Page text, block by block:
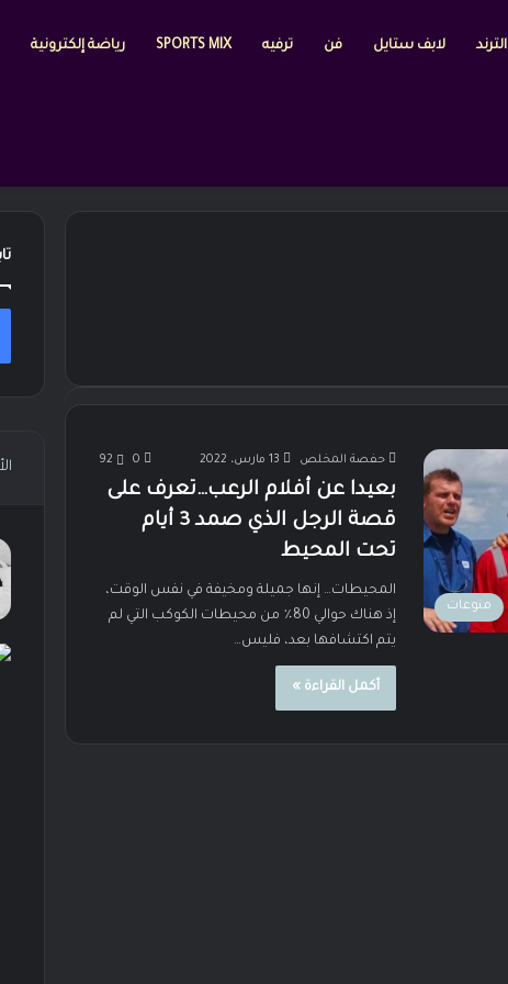
الترند لابف ستايل فن ترفيه SPORTS MIX رياضة إلكترونية
منوعات
حفصة المخلص 13 مارس، 2022 0
92
بعيدا عن أفلام الرعب…تعرف على
قصة الرجل الذي صمد 3 أيام
تحت المحيط
المحيطات… إنها جميلة ومخيفة في نفس الوقت،
إذ هناك حوالي 80٪ من محيطات الكوكب التي لم
يتم اكتشافها بعد، فليس…
أكمل القراءة »